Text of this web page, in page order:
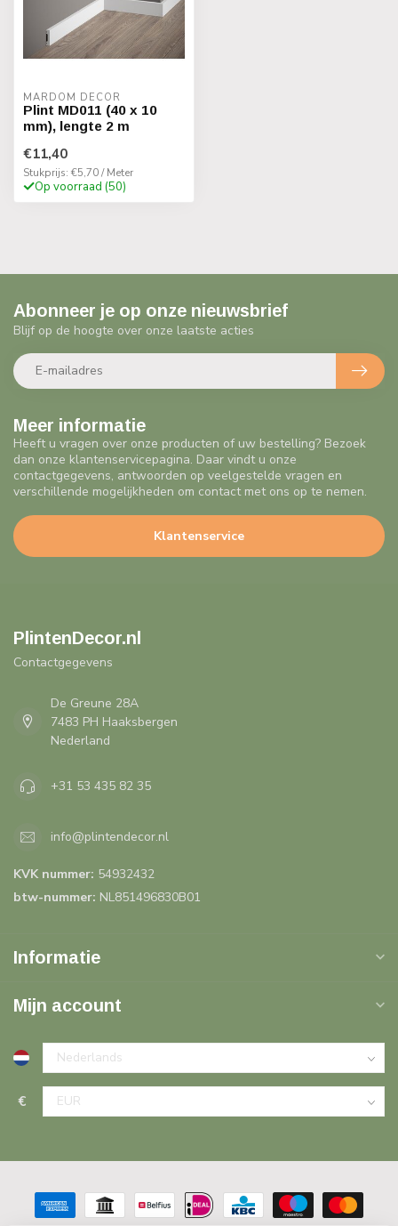
MARDOM DECOR
Plint MD011 (40 x 10
mm), lengte 2 m
€11,40
Stukprijs: €5,70 / Meter
Op voorraad (50)
Meer informatie
Heeft u vragen over onze producten of uw bestelling? Bezoek
dan onze klantenservicepagina. Daar vindt u onze
contactgegevens, antwoorden op veelgestelde vragen en
verschillende mogelijkheden om contact met ons op te nemen.
Klantenservice
Abonneer je op onze nieuwsbrief
Blijf op de hoogte over onze laatste acties
PlintenDecor.nl
Contactgegevens
De Greune 28A
7483 PH Haaksbergen
Nederland
+31 53 435 82 35
info@plintendecor.nl
KVK nummer: 54932432
btw-nummer: NL851496830B01
Informatie
Mijn account
€